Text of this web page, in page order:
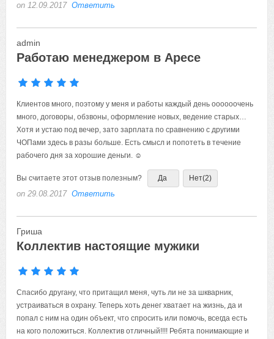
on 12.09.2017 Ответить
admin
Работаю менеджером в Аресе
Клиентов много, поэтому у меня и работы каждый день оооооочень
много, договоры, обзвоны, оформление новых, ведение старых…
Хотя и устаю под вечер, зато зарплата по сравнению с другими
ЧОПами здесь в разы больше. Есть смысл и попотеть в течение
рабочего дня за хорошие деньги. ☺
Вы считаете этот отзыв полезным? Да Нет(2)
on 29.08.2017 Ответить
Гриша
Коллектив настоящие мужики
Спасибо другану, что притащил меня, чуть ли не за шкварник,
устраиваться в охрану. Теперь хоть денег хватает на жизнь, да и
попал с ним на один объект, что спросить или помочь, всегда есть
на кого положиться. Коллектив отличный!!!! Ребята понимающие и